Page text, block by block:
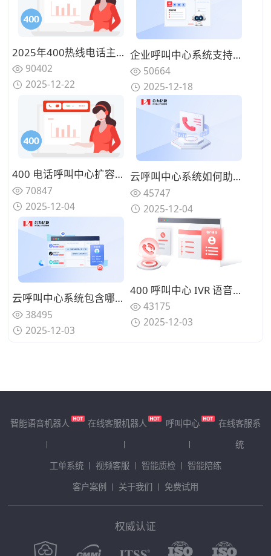
2025年400热线电话主流厂商推荐：背靠运营商资源、服务最可靠的公司盘点
90402
2025-12-22
企业呼叫中心系统支持云端部署吗？两种部署模式对比
50664
2025-12-18
400 电话呼叫中心扩容：应对季度业务高峰弹性计费策略
70847
2025-12-04
云呼叫中心系统如何助力企业降低客服运营成本？
45747
2025-12-04
云呼叫中心系统包含哪些核心功能？能否满足企业全场景需求？
38495
2025-12-03
400 呼叫中心 IVR 语音导航：电商售后 15 个常见问题分流设计
43175
2025-12-03
智能语音机器人 在线客服机器人 呼叫中心
在线客服系
统
工单系统
视频客服 智能质检
智能陪练
客户案例
关于我们 免费试用
权威认证